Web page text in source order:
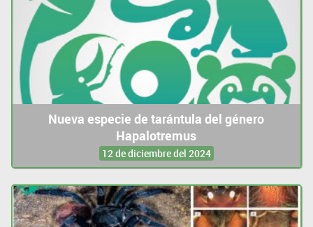
Nueva especie de tarántula del género
Hapalotremus
12 de diciembre del 2024